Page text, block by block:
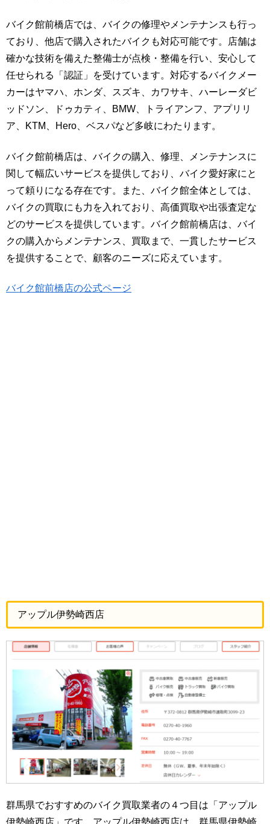
バイク館前橋店では、バイクの修理やメンテナンスも行っ
ており、他店で購入されたバイクも対応可能です。店舗は
確かな技術を備えた整備士が点検・整備を行い、安心して
任せられる「認証」を受けています。対応するバイクメー
カーはヤマハ、ホンダ、スズキ、カワサキ、ハーレーダビ
ッドソン、ドゥカティ、BMW、トライアンフ、アプリリ
ア、KTM、Hero、ベスパなど多岐にわたります。
バイク館前橋店は、バイクの購入、修理、メンテナンスに
関して幅広いサービスを提供しており、バイク愛好家にと
って頼りになる存在です。また、バイク館全体としては、
バイクの買取にも力を入れており、高価買取や出張査定な
どのサービスを提供しています。バイク館前橋店は、バイ
クの購入からメンテナンス、買取まで、一貫したサービス
を提供することで、顧客のニーズに応えています。
バイク館前橋店の公式ページ
アップル伊勢崎西店
群馬県でおすすめのバイク買取業者の４つ目は「アップル